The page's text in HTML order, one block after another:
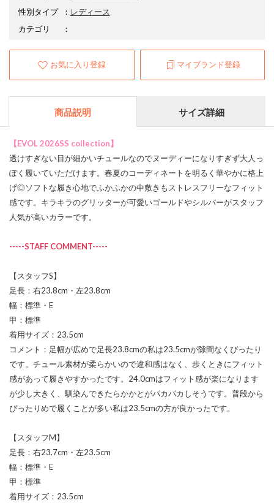
性別タイプ
： レディース
カテゴリ
：
お気に入り登録 マイブランド登録
商品説明 サイズ詳細
【EVOL 2026SS collection】
透けすぎない目が細かいチュールなのでヌーディーになりすぎず大人っ
ぽく履いていただけます。春夏のコーディネートを明るく華やかに格上
げ◎ソフトな履き心地でふかふかの中敷きもストレスフリーなフィット
感です。キラキラのグリッターが可愛いゴールドやシルバーがスタッフ
人気が高いカラーです。
-----STAFF COMMENT-----
【スタッフS】
足長：右23.8cm・左23.8cm
幅：標準・E
甲：標準
着用サイズ：23.5cm
コメント：足幅が広めで足長23.8cmの私は23.5cmが隙間なくぴったり
です。チュール素材が柔らかいので違和感はなく、歩くときにフィット
感があって履きやすかったです。24.0cmはフィット感が楽になります
が少し大きく、馴染んできたらかかとがパカパカしそうです。普段から
ぴったりめで履くことが多い私は23.5cmの方が良かったです。
【スタッフM】
足長：右23.7cm・左23.5cm
幅：標準・E
甲：標準
着用サイズ：23.5cm